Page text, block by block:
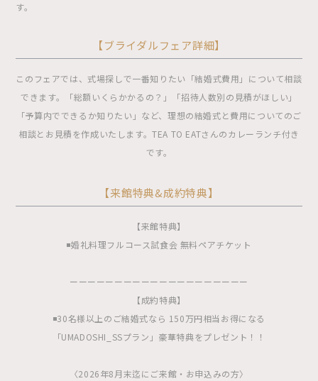
す。
【ブライダルフェア詳細】
このフェアでは、式場探しで一番知りたい「結婚式費用」について相談
できます。「総額いくらかかるの？」「招待人数別の見積がほしい」
「予算内でできるか知りたい」など、理想の結婚式と費用についてのご
相談とお見積を作成いたします。TEA TO EATさんのカレーランチ付き
です。
【来館特典&成約特典】
【来館特典】
◾️婚礼料理フルコース試食会 無料ペアチケット
ーーーーーーーーーーーーーーーーーーーー
【成約特典】
◾️30名様以上のご結婚式なら 150万円相当お得になる
「UMADOSHI_SSプラン」豪華特典をプレゼント！！
〈2026年8月末迄にご来館・お申込みの方〉